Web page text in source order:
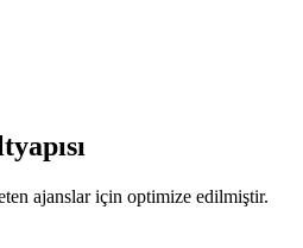
ajanslar için optimize edilmiştir.